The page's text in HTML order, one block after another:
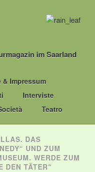
im Saarland
& Impressum
Interviste
Teatro
DAS
UND ZUM
WERDE ZUM
DEN TÄTER“